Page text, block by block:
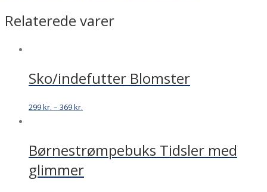
Relaterede varer
Sko/indefutter Blomster
299kr. – 369kr.
Børnestrømpebuks Tidsler med
glimmer